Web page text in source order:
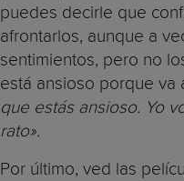
puedes decirle que
afrontarlos, aunque a
sentimientos, pero no
está ansioso porque va
que estás ansioso. Yo
rato».
Por último, ved las